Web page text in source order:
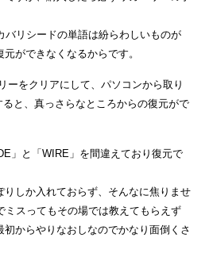
バリシードの単語は紛らわしいものが
ができなくなるからです。
ーをクリアにして、パソコンから取り
と、真っさらなところからの復元がで
」と「WIRE」を間違えており復元で
りしか入れておらず、そんなに焦りませ
ミスってもその場では教えてもらえず
からやりなおしなのでかなり面倒くさ